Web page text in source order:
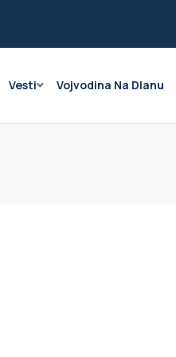
Vesti Vojvodina Na Dlanu